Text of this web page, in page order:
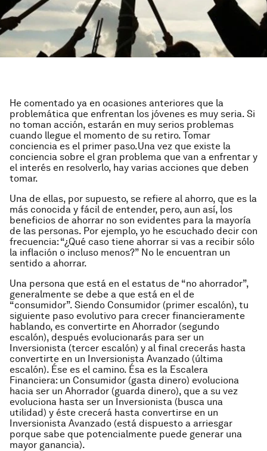
He comentado ya en ocasiones anteriores que la
problemática que enfrentan los jóvenes es muy seria. Si
no toman acción, estarán en muy serios problemas
cuando llegue el momento de su retiro. Tomar
conciencia es el primer paso.Una vez que existe la
conciencia sobre el gran problema que van a enfrentar y
el interés en resolverlo, hay varias acciones que deben
tomar.
Una de ellas, por supuesto, se refiere al ahorro, que es la
más conocida y fácil de entender, pero, aun así, los
beneficios de ahorrar no son evidentes para la mayoría
de las personas. Por ejemplo, yo he escuchado decir con
frecuencia: “¿Qué caso tiene ahorrar si vas a recibir sólo
la inflación o incluso menos?” No le encuentran un
sentido a ahorrar.
Una persona que está en el estatus de “no ahorrador”,
generalmente se debe a que está en el de
“consumidor”. Siendo Consumidor (primer escalón), tu
siguiente paso evolutivo para crecer financieramente
hablando, es convertirte en Ahorrador (segundo
escalón), después evolucionarás para ser un
Inversionista (tercer escalón) y al final crecerás hasta
convertirte en un Inversionista Avanzado (última
escalón). Ése es el camino. Ésa es la Escalera
Financiera: un Consumidor (gasta dinero) evoluciona
hacia ser un Ahorrador (guarda dinero), que a su vez
evoluciona hasta ser un Inversionista (busca una
utilidad) y éste crecerá hasta convertirse en un
Inversionista Avanzado (está dispuesto a arriesgar
porque sabe que potencialmente puede generar una
mayor ganancia).